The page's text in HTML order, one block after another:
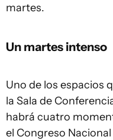
martes.
Un martes intenso
Uno de los espacios
la Sala de
habrá cuatro
el Congreso